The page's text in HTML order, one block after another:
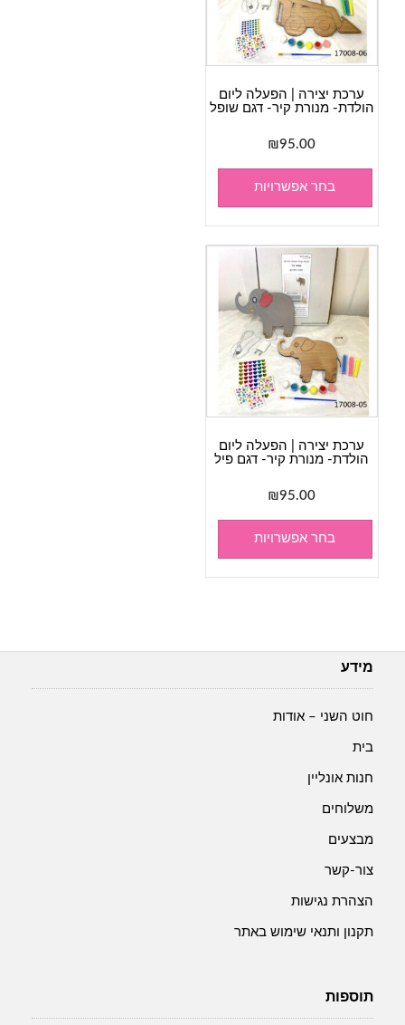
ערכת יצירה | הפעלה ליום
הולדת- מנורת קיר- דגם שופל
₪95.00
בחר אפשרויות
ערכת יצירה | הפעלה ליום
הולדת- מנורת קיר- דגם פיל
₪95.00
בחר אפשרויות
מידע
חוט השני – אודות
בית
חנות אונליין
משלוחים
מבצעים
צור-קשר
הצהרת נגישות
תקנון ותנאי שימוש באתר
תוספות